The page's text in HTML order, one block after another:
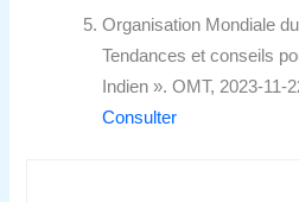
Organisation Mondiale
Tendances et conseils
Indien ». OMT, 2023-11-
Consulter